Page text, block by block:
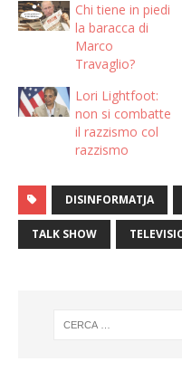
Chi tiene in piedi
la baracca di
Marco
Travaglio?
Lori Lightfoot:
non si combatte
il razzismo col
razzismo
DISINFORMATJA
TALK SHOW